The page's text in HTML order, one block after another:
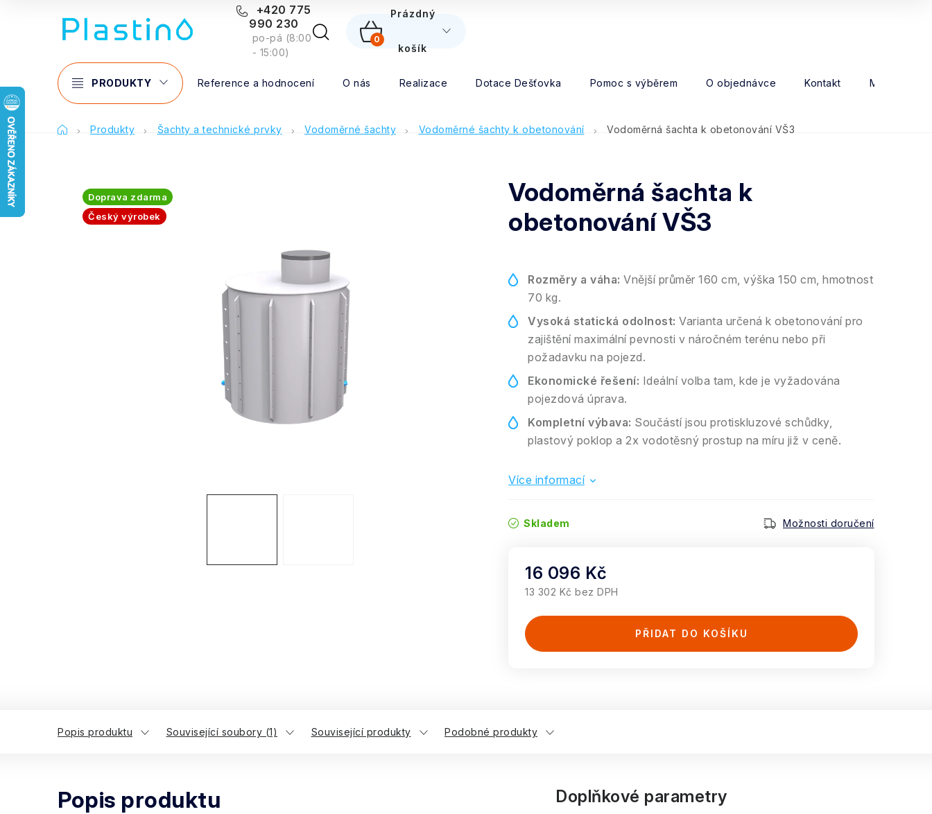
+420 775
990 230
po-pá (8:00
- 15:00)
NÁKUPNÍ
KOŠÍK
Prázdný
košík
PRODUKTY Reference a hodnocení O nás Realizace Dotace Dešťovka Pomoc s výběrem O objednávce Kontakt Moje
DomůProdukty Šachty a technické prvky Vodoměrné šachty Vodoměrné šachty k obetonování Vodoměrná šachta k obetonování VŠ3
Vodoměrná šachta k
obetonování VŠ3
Rozměry a váha: Vnější průměr 160 cm, výška 150 cm, hmotnost
70 kg.
Vysoká statická odolnost: Varianta určená k obetonování pro
zajištění maximální pevnosti v náročném terénu nebo při
požadavku na pojezd.
Ekonomické řešení: Ideální volba tam, kde je vyžadována
pojezdová úprava.
Kompletní výbava: Součástí jsou protiskluzové schůdky,
plastový poklop a 2x vodotěsný prostup na míru již v ceně.
Více informací
Skladem Možnosti doručení
16 096 Kč
13 302 Kč bez DPH
PŘIDAT DO KOŠÍKU
Doprava zdarma
Český výrobek
Popis produktu Související soubory (1) Související produkty Podobné produkty
Popis produktu Doplňkové parametry